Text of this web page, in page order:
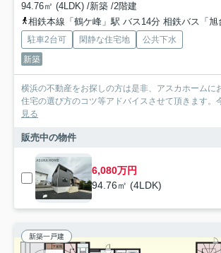
94.76㎡ (4LDK) /新築 /2階建
相鉄本線「鶴ケ峰」駅 バス14分 相鉄バス「旭台〔
駐車2台可 閑静な住宅地
公共下水
新築
横浜の不動産をお探しの方は是非、アスカホームに
住宅の選び方のコツ等アドバイスさせて頂きます。
見る
販売中の物件
6,080万円
94.76㎡ (4LDK)
新築一戸建